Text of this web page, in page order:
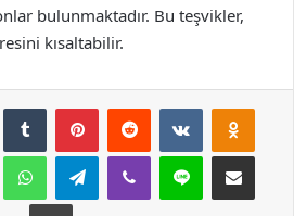
bulunmaktadır. Bu teşvikler,
kısaltabilir.
Tumblr PinterestReddit VKontakte
WhatsAppTelegramViber Line E-Posta ile
Yazdır